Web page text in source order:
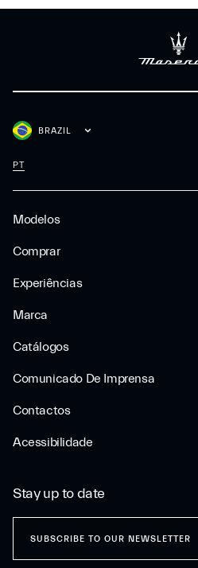
Modelos
Comprar
Experiências
Marca
Catálogos
Comunicado De Imprensa
Contactos
Acessibilidade
BRAZIL
PT
Stay up to date
SUBSCRIBE TO OUR NEWSLETTER